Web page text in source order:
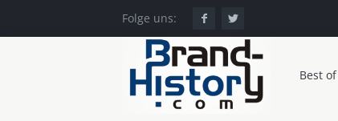
Folge uns:
Best of